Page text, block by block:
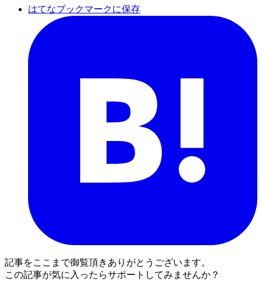
はてなブックマークに保存
記事をここまで御覧頂きありがとうございます。
この記事が気に入ったらサポートしてみませんか？